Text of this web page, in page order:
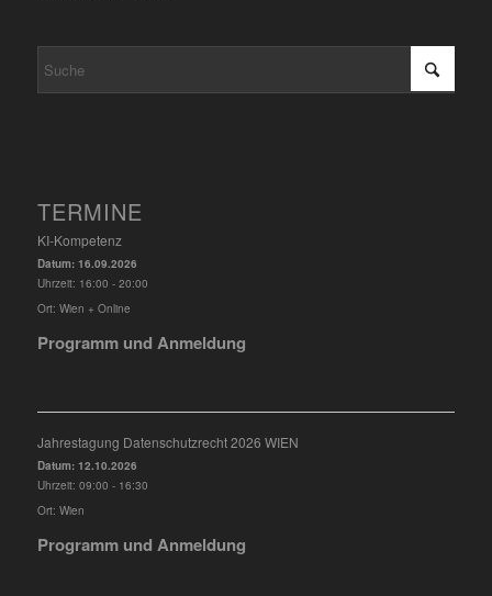
TERMINE
KI-Kompetenz
Datum: 16.09.2026
Uhrzeit: 16:00 - 20:00
Ort: Wien + Online
Programm und Anmeldung
Jahrestagung Datenschutzrecht 2026 WIEN
Datum: 12.10.2026
Uhrzeit: 09:00 - 16:30
Ort: Wien
Programm und Anmeldung